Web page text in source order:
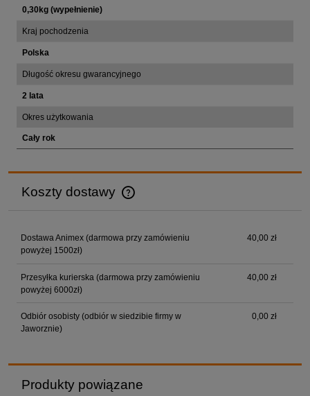
0,30kg (wypełnienie)
Kraj pochodzenia
Polska
Długość okresu gwarancyjnego
2 lata
Okres użytkowania
Cały rok
Koszty dostawy
Cena nie zawiera ewentualnych kosztów płatności
Dostawa Animex (darmowa przy zamówieniu
powyżej 1500zł)
40,00 zł
Przesyłka kurierska (darmowa przy zamówieniu
powyżej 6000zł)
40,00 zł
Odbiór osobisty (odbiór w siedzibie firmy w
Jaworznie)
0,00 zł
Produkty powiązane